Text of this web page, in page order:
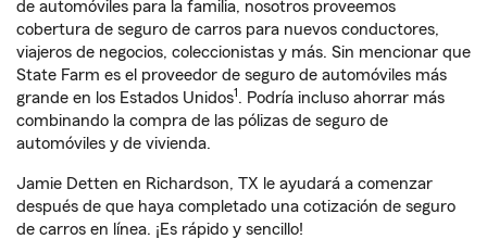
de automóviles para la familia, nosotros proveemos
cobertura de seguro de carros para nuevos conductores,
viajeros de negocios, coleccionistas y más. Sin mencionar que
State Farm es el proveedor de seguro de automóviles más
grande en los Estados Unidos1. Podría incluso ahorrar más
combinando la compra de las pólizas de seguro de
automóviles y de vivienda.
Jamie Detten en Richardson, TX le ayudará a comenzar
después de que haya completado una cotización de seguro
de carros en línea. ¡Es rápido y sencillo!